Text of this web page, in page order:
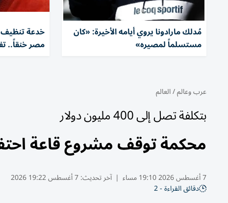
مُدلك مارادونا يروي أيامه الأخيرة: «كان
مستسلماً لمصيره»
خدعة
مصر خنقاً..
عرب وعالم/العالم
بتكلفة تصل إلى 400 مليون دولار
محكمة توقف مشروع قاعة
7 أغسطس 2026 19:10 مساء | آخر تحديث:7 أغسطس 19:22 2026
دقائق القراءة - 2